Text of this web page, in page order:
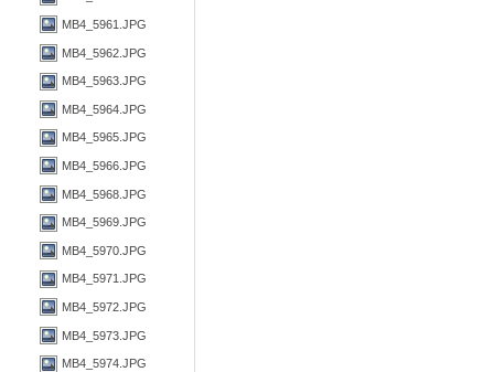
MB4_5961.JPG
MB4_5962.JPG
MB4_5963.JPG
MB4_5964.JPG
MB4_5965.JPG
MB4_5966.JPG
MB4_5968.JPG
MB4_5969.JPG
MB4_5970.JPG
MB4_5971.JPG
MB4_5972.JPG
MB4_5973.JPG
MB4_5974.JPG